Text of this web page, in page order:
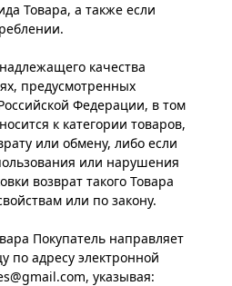
Товара, а также если
качества
предусмотренных
Федерации, в том
к категории товаров,
или обмену, либо если
или нарушения
возврат такого Товара
или по закону.
Покупатель направляет
по адресу электронной
, указывая: